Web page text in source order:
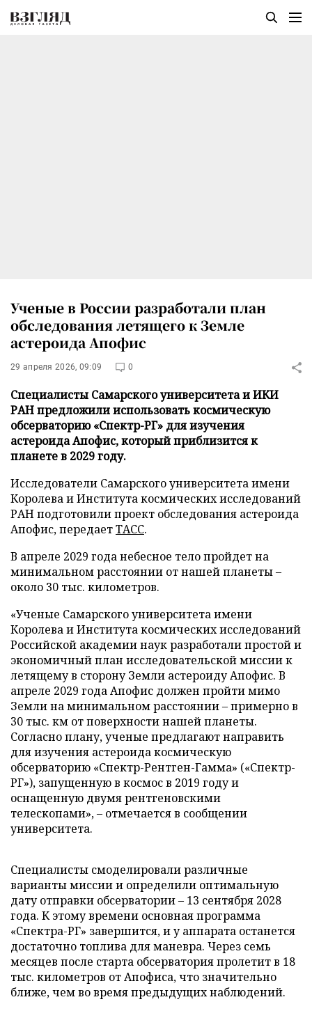
Ученые в России разработали план
обследования летящего к Земле
астероида Апофис
29 апреля 2026, 09:09 0
Специалисты Самарского университета и ИКИ
РАН предложили использовать космическую
обсерваторию «Спектр-РГ» для изучения
астероида Апофис, который приблизится к
планете в 2029 году.
Исследователи Самарского университета имени
Королева и Института космических исследований
РАН подготовили проект обследования астероида
Апофис, передаетТАСС.
В апреле 2029 года небесное тело пройдет на
минимальном расстоянии от нашей планеты –
около 30 тыс. километров.
«Ученые Самарского университета имени
Королева и Института космических исследований
Российской академии наук разработали простой и
экономичный план исследовательской миссии к
летящему в сторону Земли астероиду Апофис. В
апреле 2029 года Апофис должен пройти мимо
Земли на минимальном расстоянии – примерно в
30 тыс. км от поверхности нашей планеты.
Согласно плану, ученые предлагают направить
для изучения астероида космическую
обсерваторию «Спектр-Рентген-Гамма» («Спектр-
РГ»), запущенную в космос в 2019 году и
оснащенную двумя рентгеновскими
телескопами», – отмечается в сообщении
университета.
Специалисты смоделировали различные
варианты миссии и определили оптимальную
дату отправки обсерватории – 13 сентября 2028
года. К этому времени основная программа
«Спектра-РГ» завершится, и у аппарата останется
достаточно топлива для маневра. Через семь
месяцев после старта обсерватория пролетит в 18
тыс. километров от Апофиса, что значительно
ближе, чем во время предыдущих наблюдений.